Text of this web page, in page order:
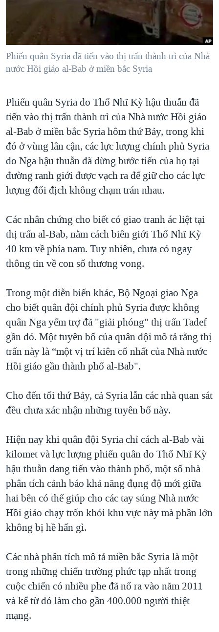
NGƯỜI VIỆT HẢI NGOẠI
KINH TẾ
KHOA HỌC
VĂN HOÁ
THỂ THAO
GIÁO DỤC
HÀNH TRÌNH BẦU CỬ 2024
MỘT NĂM CHIẾN TRANH TẠI DẢI GAZA
GIẢI MÃ VÀNH ĐAI & CON ĐƯỜNG
NGÀY TỊ NẠN THẾ GIỚI
GROUND ZERO – XƯA VÀ NAY
CHI PHÍ CHIẾN TRANH AFGHANISTAN
CÁC GIÁ TRỊ CỘNG HÒA Ở VIỆT NAM
THƯỢNG ĐỈNH TRUMP-KIM TẠI VIỆT NAM
TRỊNH VĨNH BÌNH VS. CHÍNH PHỦ VIỆT NAM
NGƯ DÂN VIỆT VÀ LÀN SÓNG TRỘM HẢI SÂM
BÊN KIA QUỐC LỘ: TIẾNG VỌNG TỪ NÔNG THÔN MỸ
QUAN HỆ VIỆT MỸ
MẠNG XÃ HỘI
Ngôn ngữ khác
Phiến quân Syria đã tiến vào thị trấn thành trì của Nhà
nước Hồi giáo al-Bab ở miền bắc Syria
Phiến quân Syria do Thổ Nhĩ Kỳ hậu thuẫn đã
tiến vào thị trấn thành trì của Nhà nước Hồi giáo
al-Bab ở miền bắc Syria hôm thứ Bảy, trong khi
đó ở vùng lân cận, các lực lượng chính phủ Syria
do Nga hậu thuẫn đã dừng bước tiến của họ tại
đường ranh giới được vạch ra để giữ cho các lực
lượng đối địch không chạm trán nhau.
Các nhân chứng cho biết có giao tranh ác liệt tại
thị trấn al-Bab, nằm cách biên giới Thổ Nhĩ Kỳ
40 km về phía nam. Tuy nhiên, chưa có ngay
thông tin về con số thương vong.
Trong một diễn biến khác, Bộ Ngoại giao Nga
cho biết quân đội chính phủ Syria được không
quân Nga yểm trợ đã "giải phóng" thị trấn Tadef
gần đó. Một tuyên bố của quân đội mô tả rằng thị
trấn này là “một vị trí kiên cố nhất của Nhà nước
Hồi giáo gần thành phố al-Bab".
Cho đến tối thứ Bảy, cả Syria lẫn các nhà quan sát
đều chưa xác nhận những tuyên bố này.
Hiện nay khi quân đội Syria chỉ cách al-Bab vài
kilomet và lực lượng phiến quân do Thổ Nhĩ Kỳ
hậu thuẫn đang tiến vào thành phố, một số nhà
phân tích cảnh báo khả năng đụng độ mới giữa
hai bên có thể giúp cho các tay súng Nhà nước
Hồi giáo chạy trốn khỏi khu vực này mà phần lớn
không bị hề hấn gì.
Các nhà phân tích mô tả miền bắc Syria là một
trong những chiến trường phức tạp nhất trong
cuộc chiến có nhiều phe đã nổ ra vào năm 2011
và kể từ đó làm cho gần 400.000 người thiệt
mạng.